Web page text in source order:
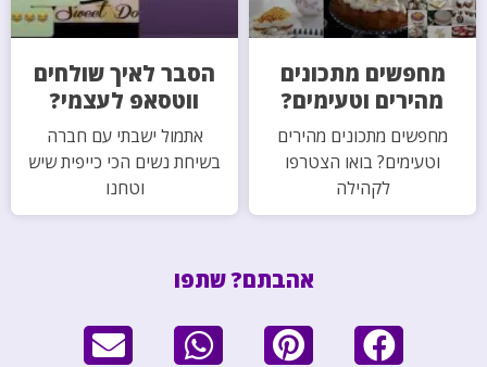
מחפשים מתכונים
מהירים וטעימים?
מחפשים מתכונים מהירים
וטעימים? בואו הצטרפו
לקהילה
הסבר לאיך שולחים
ווטסאפ לעצמי?
אתמול ישבתי עם חברה
בשיחת נשים הכי כייפית שיש
וטחנו
אהבתם? שתפו